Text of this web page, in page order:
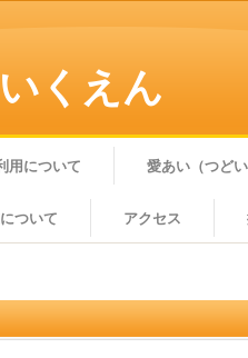
くえん
用について 愛あい（つどい
ついて アクセス